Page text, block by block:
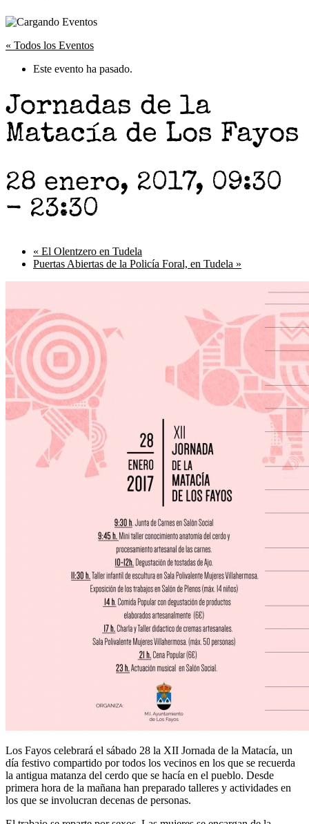
« Todos los Eventos
Este evento ha pasado.
Jornadas de la
Matacía de Los Fayos
28 enero, 2017, 09:30
- 23:30
« El Olentzero en Tudela
Puertas Abiertas de la Policía Foral, en Tudela »
Los Fayos celebrará el sábado 28 la XII Jornada de la Matacía, un
día festivo compartido por todos los vecinos en los que se recuerda
la antigua matanza del cerdo que se hacía en el pueblo. Desde
primera hora de la mañana han preparado talleres y actividades en
los que se involucran decenas de personas.